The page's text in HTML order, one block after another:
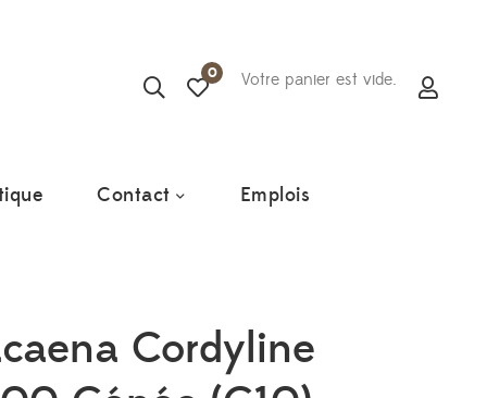
0 Votre panier est vide.
Contact Emplois
Cordyline